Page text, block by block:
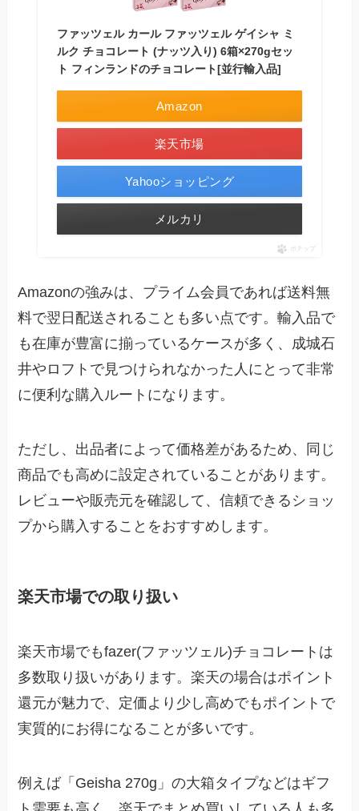
ファッツェル カール ファッツェル ゲイシャ ミ
ルク チョコレート (ナッツ入り) 6箱×270gセッ
ト フィンランドのチョコレート[並行輸入品]
Amazon
楽天市場
Yahooショッピング
メルカリ
ポチップ
Amazonの強みは、プライム会員であれば送料無
料で翌日配送されることも多い点です。輸入品で
も在庫が豊富に揃っているケースが多く、成城石
井やロフトで見つけられなかった人にとって非常
に便利な購入ルートになります。
ただし、出品者によって価格差があるため、同じ
商品でも高めに設定されていることがあります。
レビューや販売元を確認して、信頼できるショッ
プから購入することをおすすめします。
楽天市場での取り扱い
楽天市場でもfazer(ファッツェル)チョコレートは
多数取り扱いがあります。楽天の場合はポイント
還元が魅力で、定価より少し高めでもポイントで
実質的にお得になることが多いです。
例えば「Geisha 270g」の大箱タイプなどはギフ